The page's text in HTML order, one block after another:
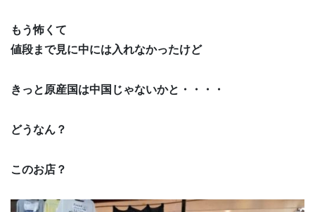
もう怖くて
値段まで見に中には入れなかったけど
きっと原産国は中国じゃないかと・・・・
どうなん？
このお店？